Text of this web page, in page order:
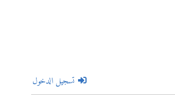
تسجيل الدخول